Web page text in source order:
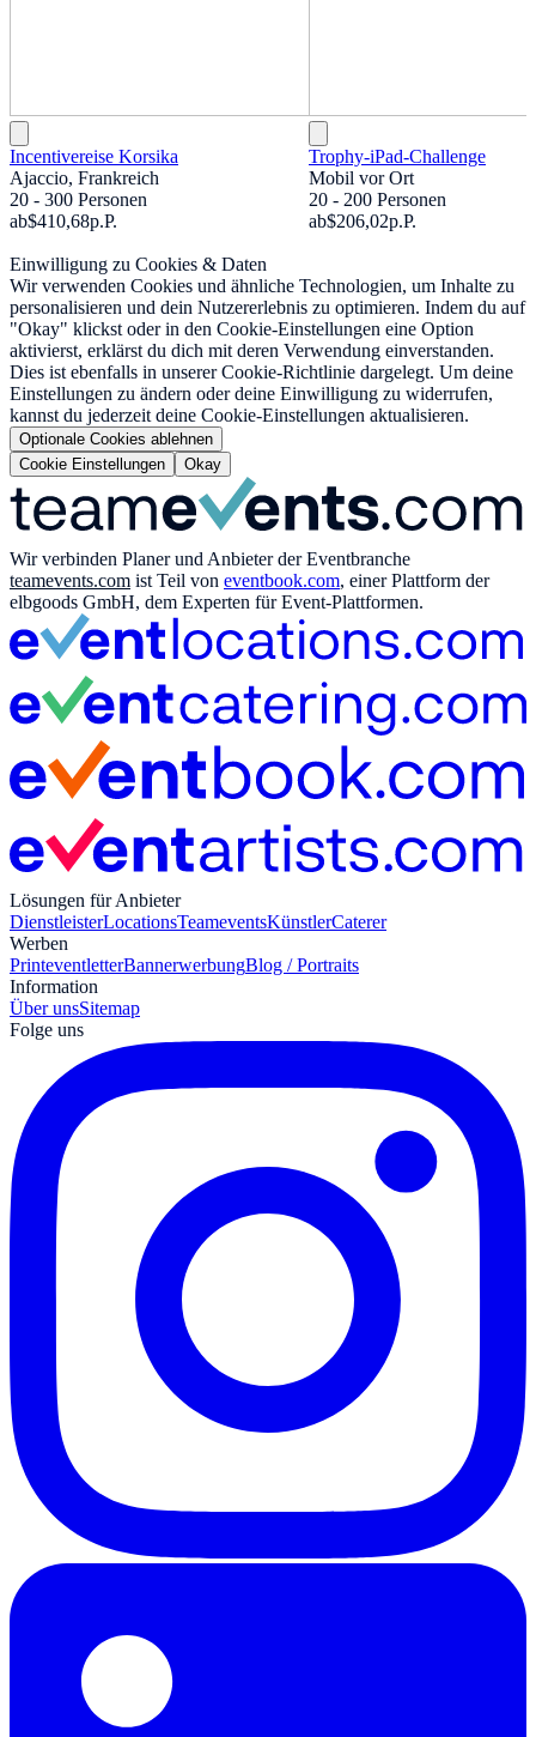
Incentivereise Korsika
Ajaccio, Frankreich
20 - 300 Personen
ab$410,68p.P.
Trophy-iPad-Challenge
Mobil vor Ort
20 - 200 Personen
ab$206,02p.P.
Einwilligung zu Cookies & Daten
Wir verwenden Cookies und ähnliche Technologien, um Inhalte zu
personalisieren und dein Nutzererlebnis zu optimieren. Indem du auf
"Okay" klickst oder in den Cookie-Einstellungen eine Option
aktivierst, erklärst du dich mit deren Verwendung einverstanden.
Dies ist ebenfalls in unserer Cookie-Richtlinie dargelegt. Um deine
Einstellungen zu ändern oder deine Einwilligung zu widerrufen,
kannst du jederzeit deine Cookie-Einstellungen aktualisieren.
Optionale Cookies ablehnen
Cookie Einstellungen
Okay
Wir verbinden Planer und Anbieter der Eventbranche
teamevents.com ist Teil von eventbook.com, einer Plattform der
elbgoods GmbH, dem Experten für Event-Plattformen.
Lösungen für Anbieter
DienstleisterLocationsTeameventsKünstlerCaterer
Werben
PrinteventletterBannerwerbungBlog / Portraits
Information
Über unsSitemap
Folge uns